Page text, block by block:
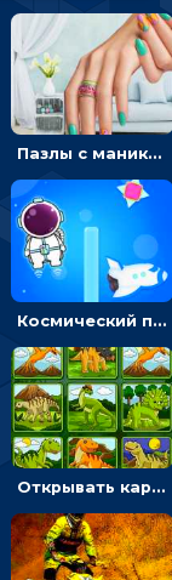
Пазлы с маникюром: собери идеальный рисунок для ногтей
Космический побег: двигать космонавта, чтобы попасть к кораблю
Открывать картинки с динозаврами и складывать в пары по памяти - головоломка